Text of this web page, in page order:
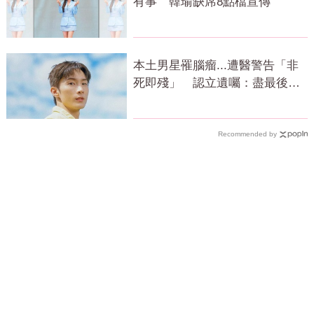
本土男星罹腦瘤...遭醫警告「非
死即殘」 認立遺囑：盡最後心
Recommended by